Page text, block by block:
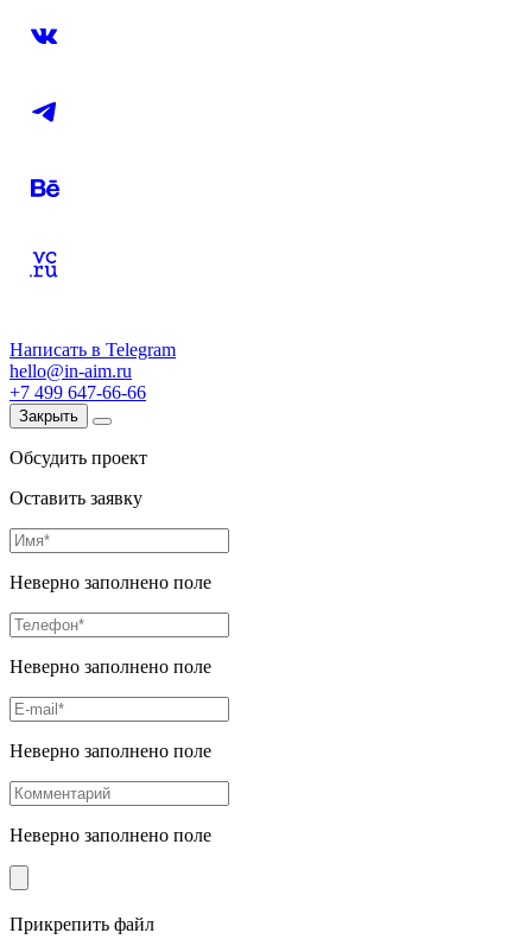
Написать в Telegram
hello@in-aim.ru
+7 499 647-66-66
Закрыть
Обсудить проект
Оставить заявку
Неверно заполнено поле
Неверно заполнено поле
Неверно заполнено поле
Неверно заполнено поле
Прикрепить файл